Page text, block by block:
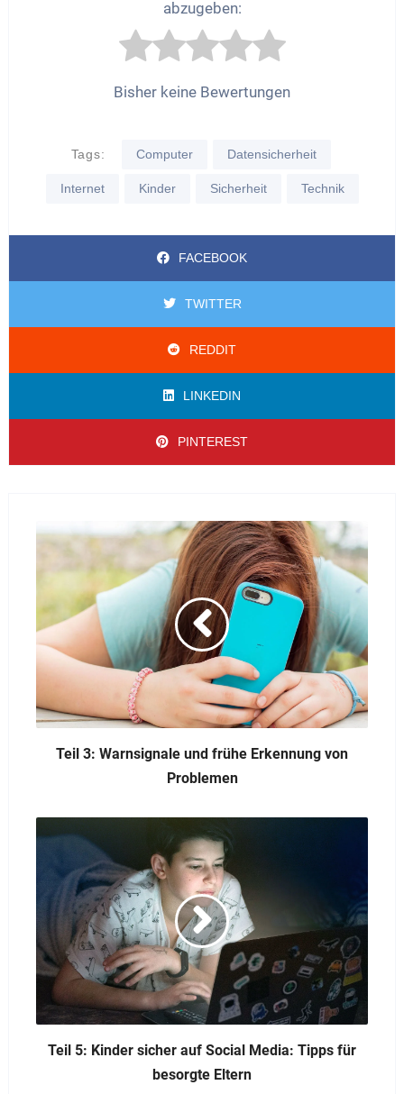
abzugeben:
Bisher keine Bewertungen
Tags: Computer Datensicherheit
Internet Kinder Sicherheit Technik
FACEBOOK
TWITTER
REDDIT
LINKEDIN
PINTEREST
Teil 3: Warnsignale und frühe Erkennung von
Problemen
Teil 5: Kinder sicher auf Social Media: Tipps für
besorgte Eltern